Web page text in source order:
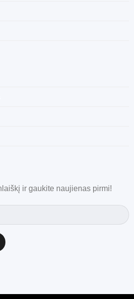
ir gaukite naujienas pirmi!